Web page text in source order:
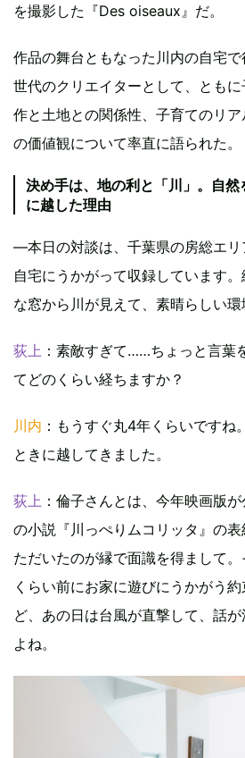
を撮影した『Des oiseaux』だ。
作品の舞台ともなった川内の自宅
世代のクリエイターとして、とも
作と土地との関係性、子育てのリ
の価値観について率直に語られた。
決め手は、地の利と「川」。自
に越した理由
―本日の対談は、千葉県の房総エ
自宅にうかがって収録しています
な窓から川が見えて、素晴らしい環
荻上 ：素敵すぎて……ちょっと言葉
てどのくらい経ちますか？
川内 ：もうすぐ丸4年くらいですね
ときに越してきました。
荻上 ：倫子さんとは、今年映画版
の小説『川っぺりムコリッタ』の
ただいたのが縁で面識を得まして
くらい前にお家に遊びにうかがう
ど、あの日は台風が直撃して、話
よね。